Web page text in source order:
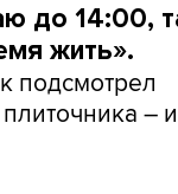
до 14:00,
жить».
подсмотрел
– и